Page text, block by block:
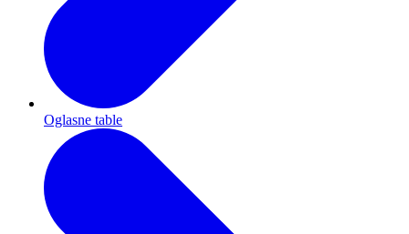
Oglasne table